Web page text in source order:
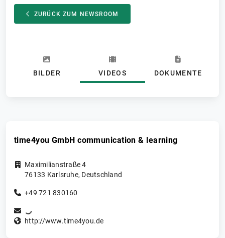
ZURÜCK ZUM NEWSROOM
BILDER VIDEOS DOKUMENTE
time4you GmbH communication & learning
Maximilianstraße 4
76133 Karlsruhe, Deutschland
+49 721 830160
http://www.time4you.de